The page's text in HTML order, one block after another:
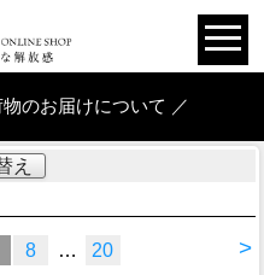
のお届けについて ／
え
>
8 … 20